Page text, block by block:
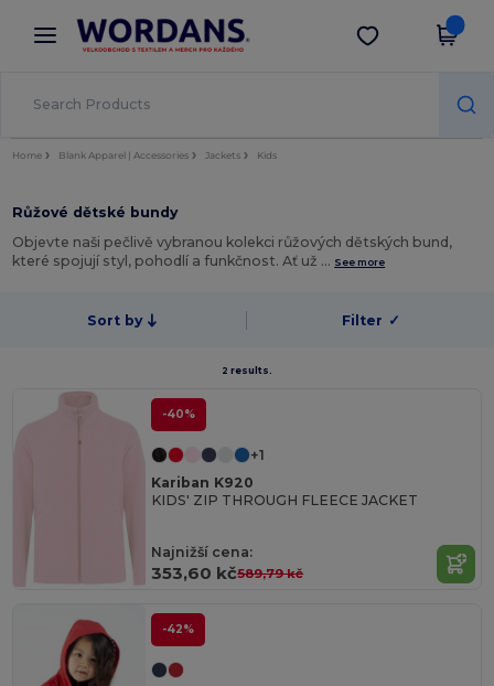
× Aplikace Wordans
Lepší ceny v aplikaci!
Stáhnout app
Home Blank Apparel | Accessories Jackets Kids
Růžové dětské bundy
Objevte naši pečlivě vybranou kolekci růžových dětských bund,
které spojují styl, pohodlí a funkčnost. Ať už … See more
Sort by Filter ✓
2 results.
-40%
+1
Kariban K920
KIDS' ZIP THROUGH FLEECE JACKET
Najnižší cena:
353,60 kč589,79 kč
-42%